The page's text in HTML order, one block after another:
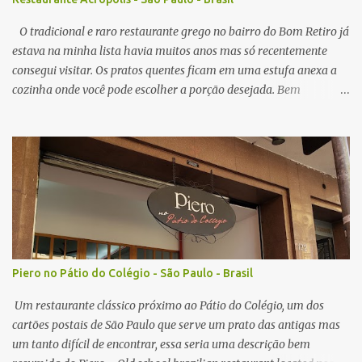
em sabor, em todas visitas sempre servido no ponto perfeito,
crocante por fora, e suculento no interior. N...
O tradicional e raro restaurante grego no bairro do Bom Retiro já
estava na minha lista havia muitos anos mas só recentemente
consegui visitar. Os pratos quentes ficam em uma estufa anexa a
cozinha onde você pode escolher a porção desejada. Bem
pontos negativos que irei comentar a seguir. A primeira porção
pedida foi de polvo e " risoto ". O polvo estava bom, um pouco
mole demais mas fresco na medida do possível em um restaurante
localizado em São Paulo. O arroz estava bom, alias ambos pratos
tem o tomate como base, nada surpreendente quanto a sabor, o
aspecto visual dos pratos me surpreendeu mais do que o gosto em
si. Nota: 8/10 O prato com cordeiro foi outro prato pedido, que
vem coberto com um tipo de molho, prato também bom mas bem
simples no gosto, acompanhado de arroz e batata. Nota: 7/10 O
grande motivo para eu vol...
Piero no Pátio do Colégio - São Paulo - Brasil
Um restaurante clássico próximo ao Pátio do Colégio, um dos
cartões postais de São Paulo que serve um prato das antigas mas
um tanto difícil de encontrar, essa seria uma descrição bem